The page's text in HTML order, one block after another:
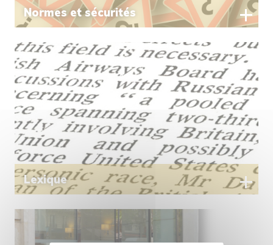
Normes et sécurités
Lexique